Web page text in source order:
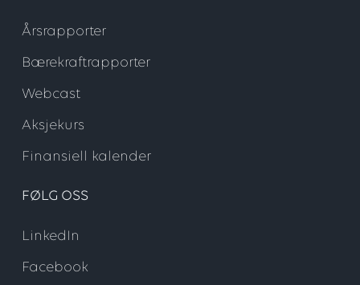
Årsrapporter
Bærekraftrapporter
Webcast
Aksjekurs
Finansiell kalender
FØLG OSS
LinkedIn
Facebook